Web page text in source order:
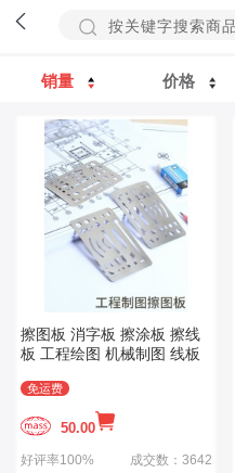
销量 价格
擦图板 消字板 擦涂板 擦线
板 工程绘图 机械制图 线板
免运费
50.00
好评率100% 成交数：3642